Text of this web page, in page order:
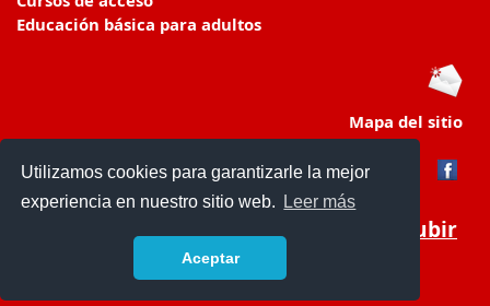
Utilizamos cookies para garantizarle la mejor
experiencia en nuestro sitio web.
Leer más
Aceptar
Educación básica para adultos
Mapa del sitio
Subir